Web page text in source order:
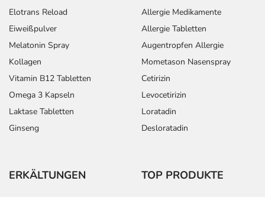
Elotrans Reload
Eiweißpulver
Melatonin Spray
Kollagen
Vitamin B12 Tabletten
Omega 3 Kapseln
Laktase Tabletten
Ginseng
Allergie Medikamente
Allergie Tabletten
Augentropfen Allergie
Mometason Nasenspray
Cetirizin
Levocetirizin
Loratadin
Desloratadin
ERKÄLTUNGEN TOP PRODUKTE